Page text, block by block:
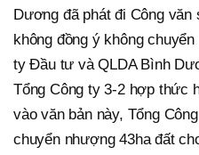
Dương đã phát đi Công
không đồng ý không
ty Đầu tư và QLDA Bình
Tổng Công ty 3-2 hợp thức
vào văn bản này, Tổng
chuyển nhượng 43ha đất